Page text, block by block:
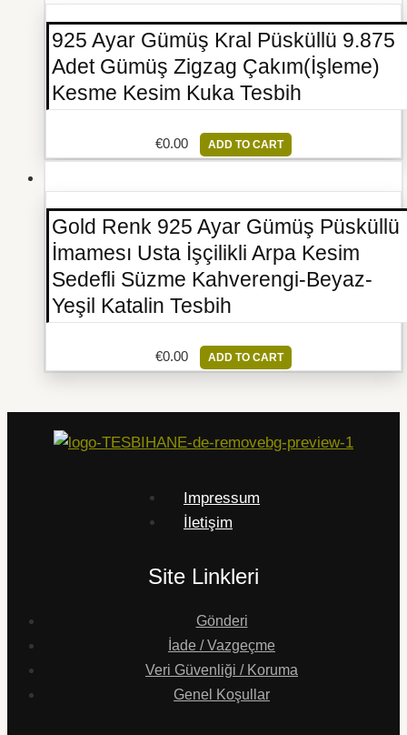
925 Ayar Gümüş Kral Püsküllü 9.875
Adet Gümüş Zigzag Çakım(İşleme)
Kesme Kesim Kuka Tesbih
€0.00 ADD TO CART
Gold Renk 925 Ayar Gümüş Püsküllü
İmamesı Usta İşçilikli Arpa Kesim
Sedefli Süzme Kahverengi-Beyaz-
Yeşil Katalin Tesbih
€0.00 ADD TO CART
Impressum
İletişim
Site Linkleri
Gönderi
İade / Vazgeçme
Veri Güvenliği / Koruma
Genel Koşullar